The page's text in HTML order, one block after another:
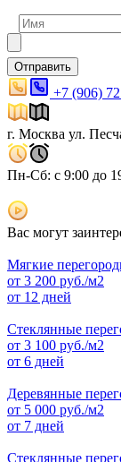
Отправить
+7 (906)
г. Москва ул.
Пн-Сб: с 9:00 до
Вас могут
Мягкие
от 3 200 руб./м2
от 12 дней
Стеклянные
от 3 100 руб./м2
от 6 дней
Деревянные
от 5 000 руб./м2
от 7 дней
Стеклянные